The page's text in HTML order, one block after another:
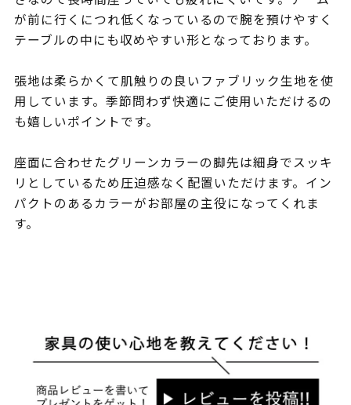
が前に行くにつれ低くなっているので腕を預けやすく
テーブルの中にも収めやすい形となっております。
張地は柔らかくて肌触りの良いファブリック生地を使
用しています。季節問わず快適にご使用いただけるの
も嬉しいポイントです。
座面に合わせたグリーンカラーの脚先は細身でスッキ
リとしているため圧迫感なく配置いただけます。イン
パクトのあるカラーがお部屋の主役になってくれま
す。